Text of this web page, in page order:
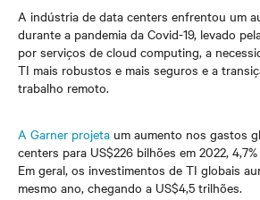
A indústria de data centers enfrentou um
durante a pandemia da Covid-19, levado
por serviços de cloud computing, a
TI mais robustos e mais seguros e a
trabalho remoto.
A Garner projeta um aumento nos gastos
centers para US$226 bilhões em 2022,
Em geral, os investimentos de TI globais
mesmo ano, chegando a US$4,5 trilhões.